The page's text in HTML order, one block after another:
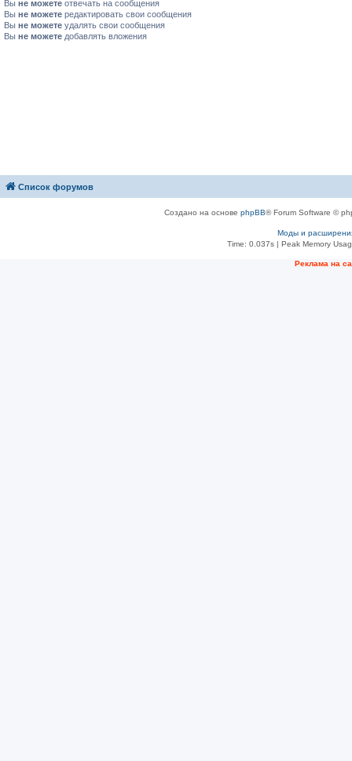
Вы не можете отвечать на сообщения
Вы не можете редактировать свои сообщения
Вы не можете удалять свои сообщения
Вы не можете добавлять вложения
Список форумов
Создано на основе phpBB® Forum Software ©
Моды и
Time: 0.037s| Peak Memory
Рeклама на